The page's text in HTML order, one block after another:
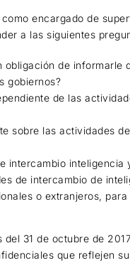
encargado de
a las siguientes
de informarle
gobiernos?
de las
sobre las actividades
intercambio inteligencia
de intercambio de
o extranjeros,
31 de octubre de
que reflejen